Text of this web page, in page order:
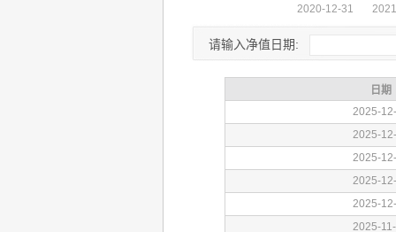
请输入净值日期: